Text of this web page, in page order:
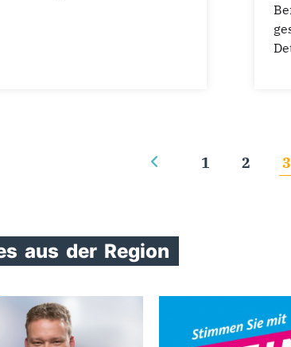
1 2 3
aus der Region